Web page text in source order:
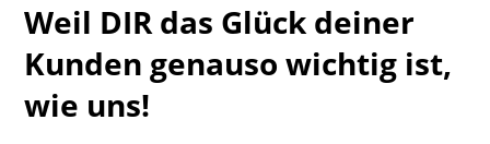
Weil DIR das Glück deiner
Kunden genauso wichtig ist,
wie uns!